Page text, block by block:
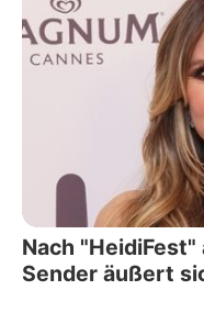
Nach "HeidiFest"
Sender äußert